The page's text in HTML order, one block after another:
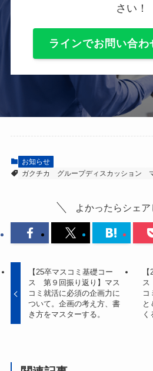
さい！
ラインでお問い合わ
お知らせ
ガクチカ
グループディスカッション
よかったらシェア
【25卒マスコミ基礎コー
ス 第９回振り返り】マス
コミ就活に必須の企画力に
ついて。企画の考え方、書
き方をマスターする。
ス
コ
と
く